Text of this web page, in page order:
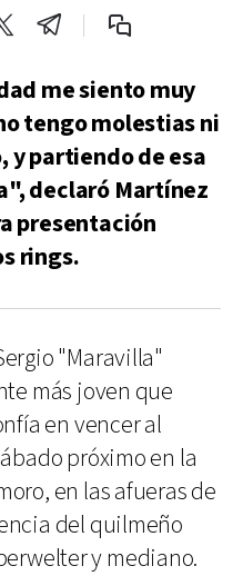
me siento muy
tengo molestias ni
y partiendo de esa
declaró Martínez
presentación
rings.
"Maravilla"
más joven que
en vencer al
próximo en la
en las afueras de
del quilmeño
y mediano.